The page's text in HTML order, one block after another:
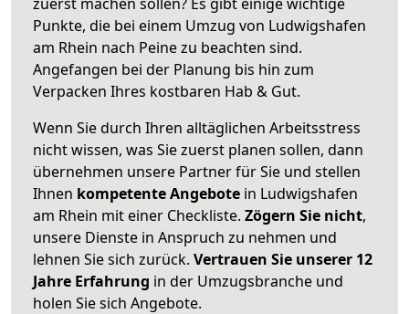
Punkte, die bei einem Umzug von Ludwigshafen
am Rhein nach Peine zu beachten sind.
Angefangen bei der Planung bis hin zum
Verpacken Ihres kostbaren Hab & Gut.
Wenn Sie durch Ihren alltäglichen Arbeitsstress
nicht wissen, was Sie zuerst planen sollen, dann
übernehmen unsere Partner für Sie und stellen
Ihnen kompetente Angebote in Ludwigshafen
am Rhein mit einer Checkliste. Zögern Sie nicht,
unsere Dienste in Anspruch zu nehmen und
lehnen Sie sich zurück. Vertrauen Sie unserer 12
Jahre Erfahrung in der Umzugsbranche und
holen Sie sich Angebote.